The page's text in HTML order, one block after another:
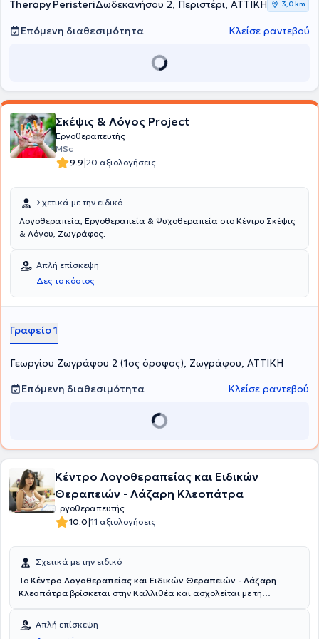
Therapy PeristeriΔωδεκανήσου 2, Περιστέρι, ΑΤΤΙΚΗ 3,0 km
Επόμενη διαθεσιμότητα Κλείσε ραντεβού
Σκέψις & Λόγος Project
Εργοθεραπευτής
MSc
9.9|20 αξιολογήσεις
Σχετικά με την ειδικό
Λογοθεραπεία, Εργοθεραπεία & Ψυχοθεραπεία στο Κέντρο Σκέψις
& Λόγου, Ζωγράφος.
Απλή επίσκεψη
Δες το κόστος
Γραφείο 1
Γεωργίου Ζωγράφου 2 (1ος όροφος), Ζωγράφου, ΑΤΤΙΚΗ
Επόμενη διαθεσιμότητα
Κλείσε ραντεβού
Κέντρο Λογοθεραπείας και Ειδικών
Θεραπειών - Λάζαρη Κλεοπάτρα
Εργοθεραπευτής
10.0|11 αξιολογήσεις
Σχετικά με την ειδικό
Το Κέντρο Λογοθεραπείας και Ειδικών Θεραπειών - Λάζαρη
Κλεοπάτρα βρίσκεται στην Καλλιθέα και ασχολείται με τη
και Ψυχολόγο - Ψυχοθεραπευτή. Υπεύθυνη του κέντρου είναι η
Λάζαρη Κλεοπάτρα και είναι Λογοθεραπεύτρια. Διαθέτει πτυχίο
Απλή επίσκεψη